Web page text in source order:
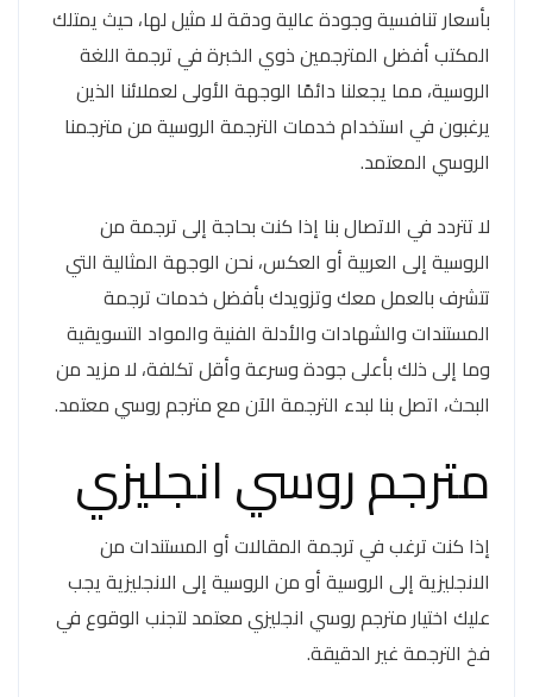
بأسعار تنافسية وجودة عالية ودقة لا مثيل لها، حيث يمتلك
المكتب أفضل المترجمين ذوي الخبرة في ترجمة اللغة
الروسية، مما يجعلنا دائمًا الوجهة الأولى لعملائنا الذين
يرغبون في استخدام خدمات الترجمة الروسية من مترجمنا
الروسي المعتمد.
لا تتردد في الاتصال بنا إذا كنت بحاجة إلى ترجمة من
الروسية إلى العربية أو العكس، نحن الوجهة المثالية التي
تتشرف بالعمل معك وتزويدك بأفضل خدمات ترجمة
المستندات والشهادات والأدلة الفنية والمواد التسويقية
وما إلى ذلك بأعلى جودة وسرعة وأقل تكلفة، لا مزيد من
البحث، اتصل بنا لبدء الترجمة الآن مع مترجم روسي معتمد.
مترجم روسي انجليزي
إذا كنت ترغب في ترجمة المقالات أو المستندات من
الانجليزية إلى الروسية أو من الروسية إلى الانجليزية يجب
عليك اختيار مترجم روسي انجليزي معتمد لتجنب الوقوع في
فخ الترجمة غير الدقيقة.